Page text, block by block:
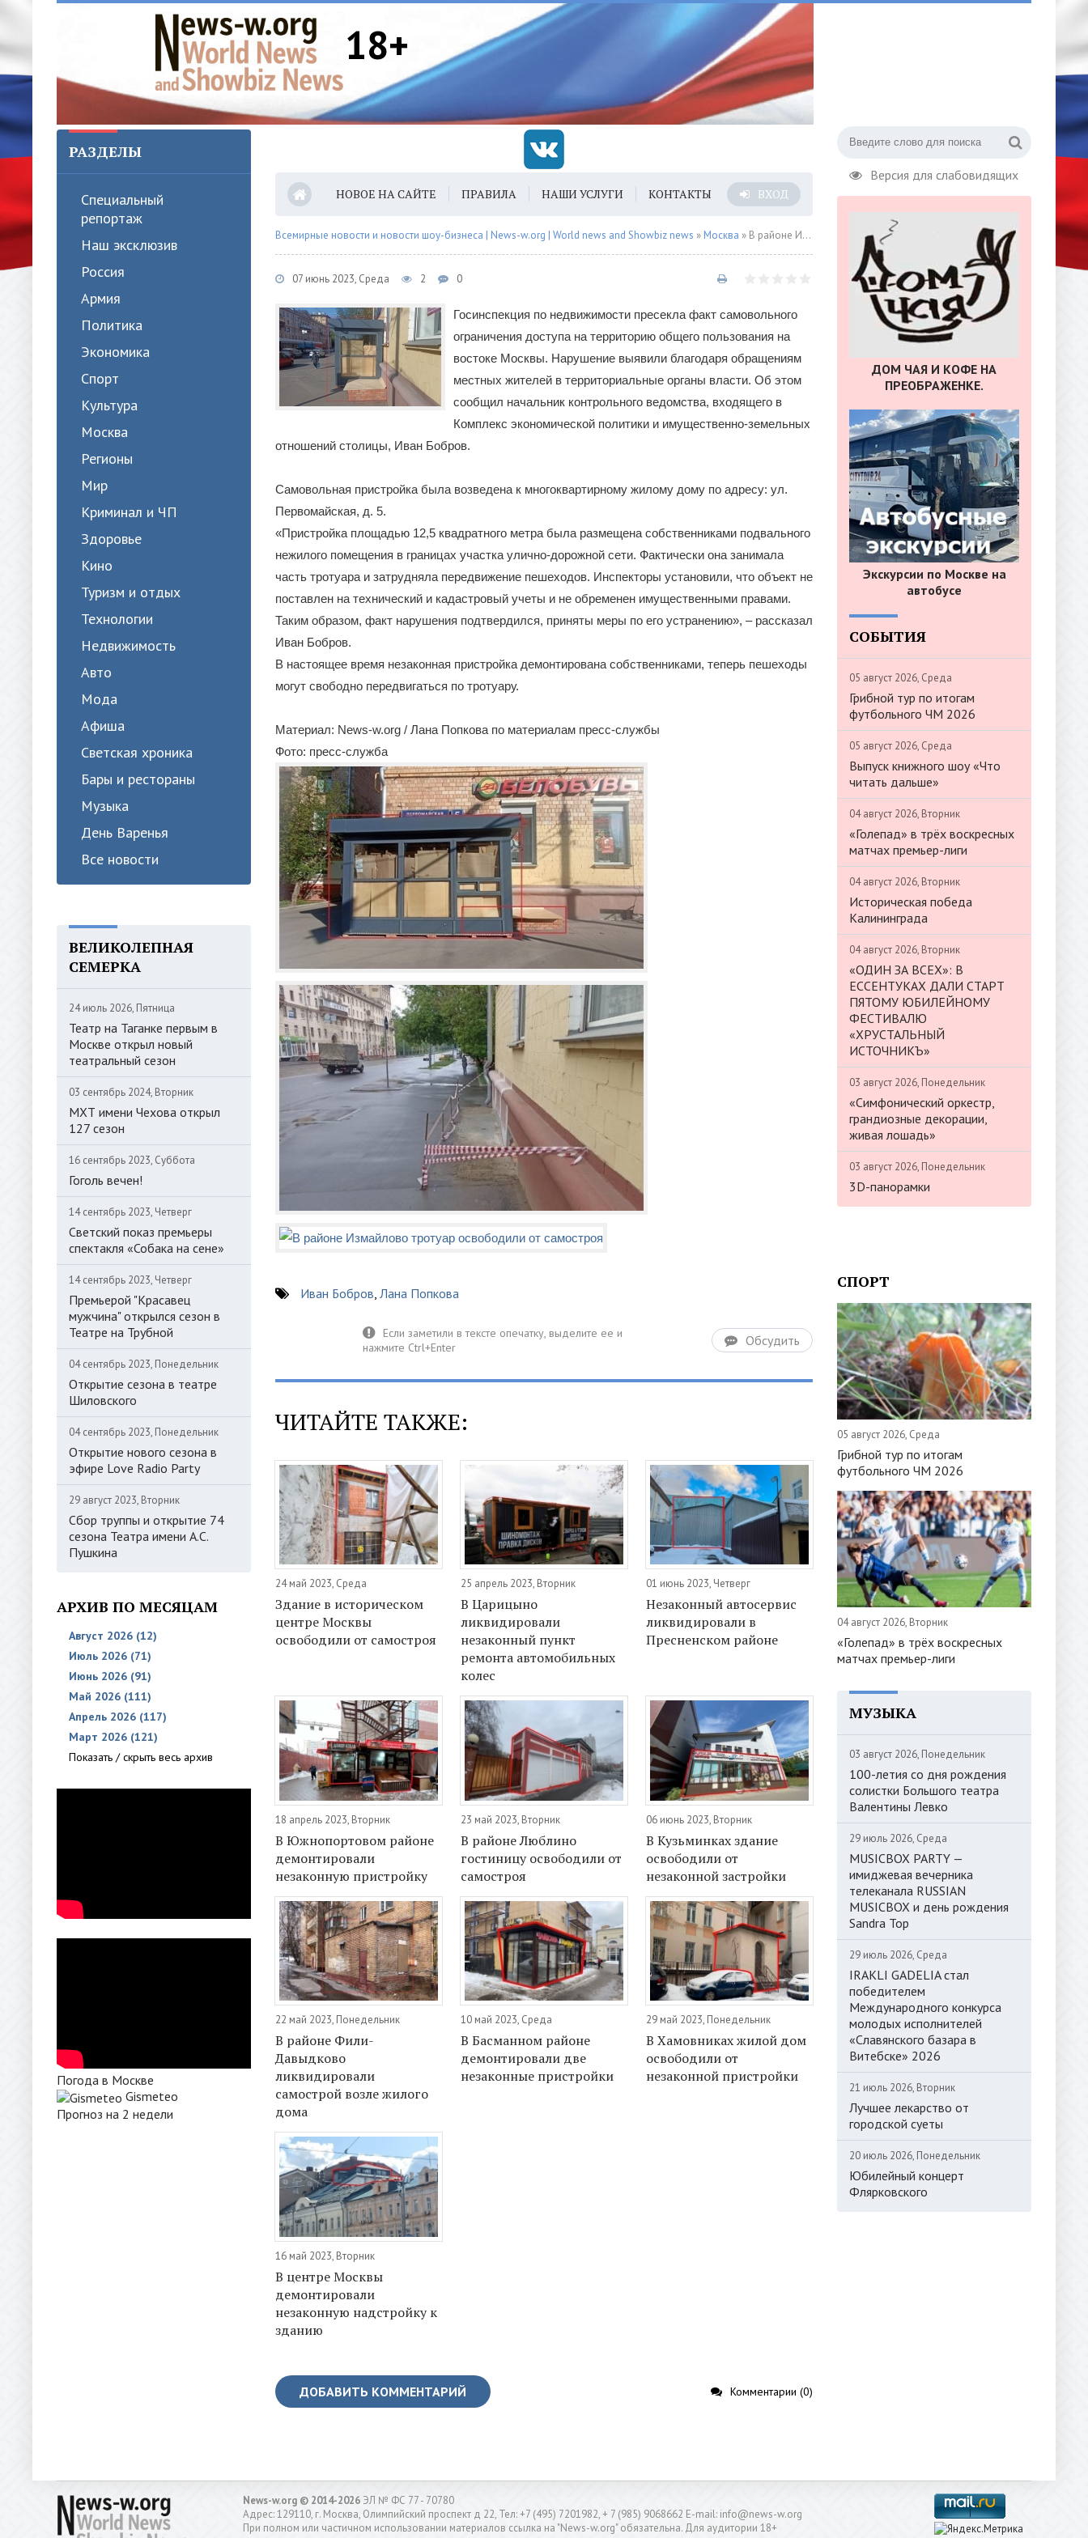
18+
Версия для слабовидящих
РАЗДЕЛЫ
Специальный
репортаж
Наш эксклюзив
Россия
Армия
Политика
Экономика
Спорт
Культура
Москва
Регионы
Мир
Криминал и ЧП
Здоровье
Кино
Туризм и отдых
Технологии
Недвижимость
Авто
Мода
Афиша
Светская хроника
Бары и рестораны
Музыка
День Варенья
Все новости
ВЕЛИКОЛЕПНАЯ
СЕМЕРКА
24 июль 2026, Пятница
Театр на Таганке первым в
Москве открыл новый
театральный сезон
03 сентябрь 2024, Вторник
МХТ имени Чехова открыл
127 сезон
16 сентябрь 2023, Суббота
Гоголь вечен!
14 сентябрь 2023, Четверг
Светский показ премьеры
спектакля «Собака на сене»
14 сентябрь 2023, Четверг
Премьерой "Красавец
мужчина" открылся сезон в
Театре на Трубной
04 сентябрь 2023, Понедельник
Открытие сезона в театре
Шиловского
04 сентябрь 2023, Понедельник
Открытие нового сезона в
эфире Love Radio Party
29 август 2023, Вторник
Сбор труппы и открытие 74
сезона Театра имени А.С.
Пушкина
АРХИВ ПО МЕСЯЦАМ
Август 2026 (12)
Июль 2026 (71)
Июнь 2026 (91)
Май 2026 (111)
Апрель 2026 (117)
Март 2026 (121)
Показать / скрыть весь архив
Погода в Москве
Gismeteo
Прогноз на 2 недели
НОВОЕ НА САЙТЕ ПРАВИЛА НАШИ УСЛУГИ КОНТАКТЫ ВХОД
Всемирные новости и новости шоу-бизнеса | News-w.org | World news and Showbiz news » Москва » В районе Измайлово тротуар освободили от самостроя
07 июнь 2023, Среда 2 0
Госинспекция по недвижимости пресекла факт самовольного
ограничения доступа на территорию общего пользования на
востоке Москвы. Нарушение выявили благодаря обращениям
местных жителей в территориальные органы власти. Об этом
сообщил начальник контрольного ведомства, входящего в
Комплекс экономической политики и имущественно-земельных
отношений столицы, Иван Бобров.
Самовольная пристройка была возведена к многоквартирному жилому дому по адресу: ул.
Первомайская, д. 5.
«Пристройка площадью 12,5 квадратного метра была размещена собственниками подвального
нежилого помещения в границах участка улично-дорожной сети. Фактически она занимала
часть тротуара и затрудняла передвижение пешеходов. Инспекторы установили, что объект не
поставлен на технический и кадастровый учеты и не обременен имущественными правами.
Таким образом, факт нарушения подтвердился, приняты меры по его устранению», – рассказал
Иван Бобров.
В настоящее время незаконная пристройка демонтирована собственниками, теперь пешеходы
могут свободно передвигаться по тротуару.
Материал: News-w.org / Лана Попкова по материалам пресс-службы
Фото: пресс-служба
Иван Бобров, Лана Попкова
Обсудить
ЧИТАЙТЕ ТАКЖЕ:
24 май 2023, Среда
Здание в историческом
центре Москвы
освободили от самостроя
25 апрель 2023, Вторник
В Царицыно
ликвидировали
незаконный пункт
ремонта автомобильных
колес
01 июнь 2023, Четверг
Незаконный автосервис
ликвидировали в
Пресненском районе
18 апрель 2023, Вторник
В Южнопортовом районе
демонтировали
незаконную пристройку
23 май 2023, Вторник
В районе Люблино
гостиницу освободили от
самостроя
06 июнь 2023, Вторник
В Кузьминках здание
освободили от
незаконной застройки
22 май 2023, Понедельник
В районе Фили-
Давыдково
ликвидировали
самострой возле жилого
дома
10 май 2023, Среда
В Басманном районе
демонтировали две
незаконные пристройки
29 май 2023, Понедельник
В Хамовниках жилой дом
освободили от
незаконной пристройки
16 май 2023, Вторник
В центре Москвы
демонтировали
незаконную надстройку к
зданию
ДОБАВИТЬ КОММЕНТАРИЙ Комментарии (0)
ДОМ ЧАЯ И КОФЕ НА
ПРЕОБРАЖЕНКЕ.
Экскурсии по Москве на
автобусе
СОБЫТИЯ
05 август 2026, Среда
Грибной тур по итогам
футбольного ЧМ 2026
05 август 2026, Среда
Выпуск книжного шоу «Что
читать дальше»
04 август 2026, Вторник
«Голепад» в трёх воскресных
матчах премьер-лиги
04 август 2026, Вторник
Историческая победа
Калининграда
04 август 2026, Вторник
«ОДИН ЗА ВСЕХ»: В
ЕССЕНТУКАХ ДАЛИ СТАРТ
ПЯТОМУ ЮБИЛЕЙНОМУ
ФЕСТИВАЛЮ
«ХРУСТАЛЬНЫЙ
ИСТОЧНИКЪ»
03 август 2026, Понедельник
«Симфонический оркестр,
грандиозные декорации,
живая лошадь»
03 август 2026, Понедельник
3D-панорамки
СПОРТ
05 август 2026, Среда
Грибной тур по итогам
футбольного ЧМ 2026
04 август 2026, Вторник
«Голепад» в трёх воскресных
матчах премьер-лиги
МУЗЫКА
03 август 2026, Понедельник
100-летия со дня рождения
солистки Большого театра
Валентины Левко
29 июль 2026, Среда
MUSICBOX PARTY —
имиджевая вечерника
телеканала RUSSIAN
MUSICBOX и день рождения
Sandra Top
29 июль 2026, Среда
IRAKLI GADELIA стал
победителем
Международного конкурса
молодых исполнителей
«Славянского базара в
Витебске» 2026
21 июль 2026, Вторник
Лучшее лекарство от
городской суеты
20 июль 2026, Понедельник
Юбилейный концерт
Флярковского
News-w.org © 2014-2026 ЭЛ № ФС 77 - 70780
Адрес: 129110, г. Москва, Олимпийский проспект д 22, Тел: +7 (495) 7201982, + 7 (985) 9068662 E-mail: info@news-w.org
При полном или частичном использовании материалов ссылка на "News-w.org" обязательна. Для аудитории 18+